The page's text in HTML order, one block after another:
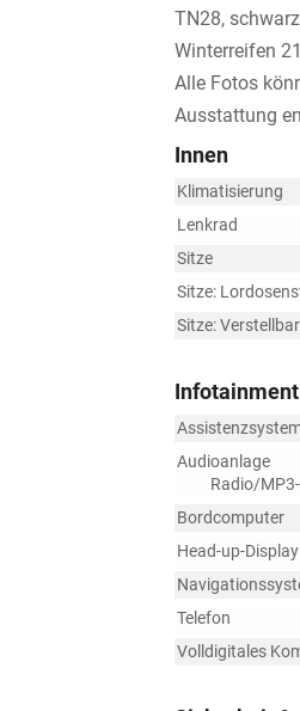
TN28,
Winterreifen
Alle Fotos
Ausstattung
Innen
Klimatisierung
Lenkrad
Sitze
Sitze:
Sitze:
Audioanlage
Radio/
Bordcomputer
Head-up-Display
Telefon
Volldigitales